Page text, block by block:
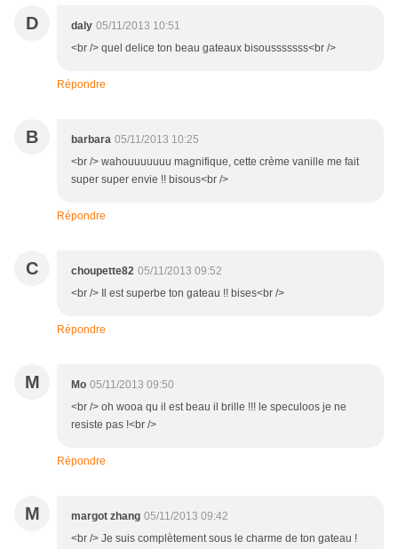
D daly 05/11/2013 10:51
<br /> quel delice ton beau gateaux bisousssssss<br />
Répondre
B barbara 05/11/2013 10:25
<br /> wahouuuuuuu magnifique, cette crème vanille me fait
super super envie !! bisous<br />
Répondre
C choupette82 05/11/2013 09:52
<br /> Il est superbe ton gateau !! bises<br />
Répondre
M Mo 05/11/2013 09:50
<br /> oh wooa qu il est beau il brille !!! le speculoos je ne
resiste pas !<br />
Répondre
M margot zhang 05/11/2013 09:42
<br /> Je suis complètement sous le charme de ton gateau !